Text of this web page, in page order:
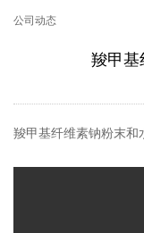
公司动态
羧甲基
羧甲基纤维素钠粉末和